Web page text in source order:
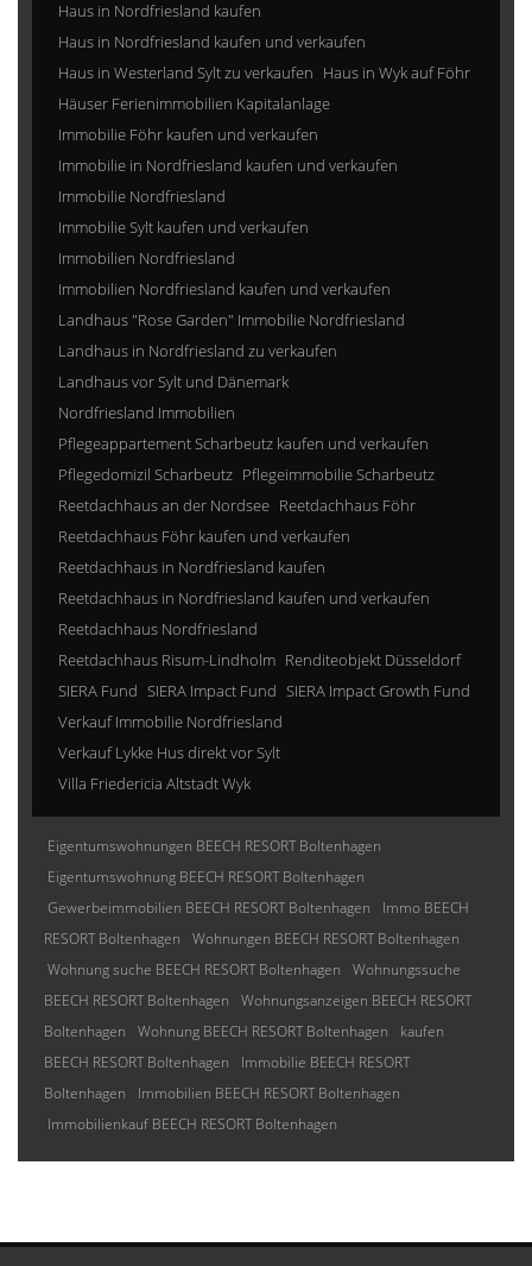
Haus in Nordfriesland kaufen
Haus in Nordfriesland kaufen und verkaufen
Haus in Westerland Sylt zu verkaufen Haus in Wyk auf Föhr
Häuser Ferienimmobilien Kapitalanlage
Immobilie Föhr kaufen und verkaufen
Immobilie in Nordfriesland kaufen und verkaufen
Immobilie Nordfriesland
Immobilie Sylt kaufen und verkaufen
Immobilien Nordfriesland
Immobilien Nordfriesland kaufen und verkaufen
Landhaus "Rose Garden" Immobilie Nordfriesland
Landhaus in Nordfriesland zu verkaufen
Landhaus vor Sylt und Dänemark
Nordfriesland Immobilien
Pflegeappartement Scharbeutz kaufen und verkaufen
Pflegedomizil Scharbeutz Pflegeimmobilie Scharbeutz
Reetdachhaus an der Nordsee Reetdachhaus Föhr
Reetdachhaus Föhr kaufen und verkaufen
Reetdachhaus in Nordfriesland kaufen
Reetdachhaus in Nordfriesland kaufen und verkaufen
Reetdachhaus Nordfriesland
Reetdachhaus Risum-Lindholm Renditeobjekt Düsseldorf
SIERA Fund SIERA Impact Fund SIERA Impact Growth Fund
Verkauf Immobilie Nordfriesland
Verkauf Lykke Hus direkt vor Sylt
Villa Friedericia Altstadt Wyk
Eigentumswohnungen BEECH RESORT Boltenhagen
Eigentumswohnung BEECH RESORT Boltenhagen
Gewerbeimmobilien BEECH RESORT Boltenhagen
Immo BEECH
RESORT Boltenhagen
Wohnungen BEECH RESORT Boltenhagen
Wohnung suche BEECH RESORT Boltenhagen
Wohnungssuche
BEECH RESORT Boltenhagen
Wohnungsanzeigen BEECH RESORT
Boltenhagen
Wohnung BEECH RESORT Boltenhagen
kaufen
BEECH RESORT Boltenhagen
Immobilie BEECH RESORT
Boltenhagen
Immobilien BEECH RESORT Boltenhagen
Immobilienkauf BEECH RESORT Boltenhagen